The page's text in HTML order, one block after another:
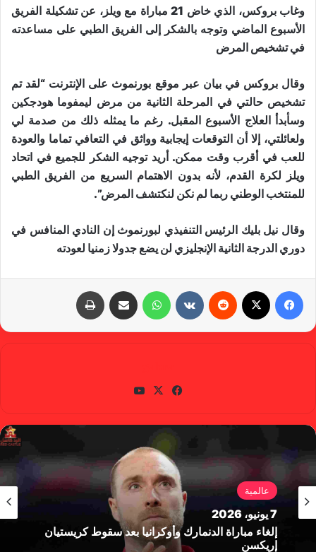
وغاب بروكس، الذي خاض 21 مباراة مع ويلز، عن تشكيلة الفريق
الأسبوع الماضي وتوجه بالشكر إلى الفريق الطبي على مساعدته
في تشخيص المرض
وقال بروكس في بيان عبر موقع بورنموث على الإنترنت “لقد تم
تشخيص حالتي في المرحلة الثانية من مرض ليمفوما هودجكين
وسأبدأ العلاج الأسبوع المقبل. رغم ما يمثله ذلك من صدمة لي
ولعائلتي، إلا أن التوقعات إيجابية وواثق في التعافي تماما والعودة
للعب في أقرب وقت ممكن. أريد توجيه الشكر للجميع في اتحاد
ويلز لكرة القدم، لأنه بدون الاهتمام السريع من الفريق الطبي
للمنتخب الوطني ربما لم نكن لنكتشف المرض”.
وقال نيل بليك الرئيس التنفيذي لبورنموث إن النادي المنافس في
دوري الدرجة الثانية الإنجليزي لن يضع جدولا زمنيا لعودته
واتساب
في
وك
X
عالمية
7 يونيو، 2026
إلغاء مباراة الدنمارك وأوكرانيا بعد سقوط كريستيان
إريكسن